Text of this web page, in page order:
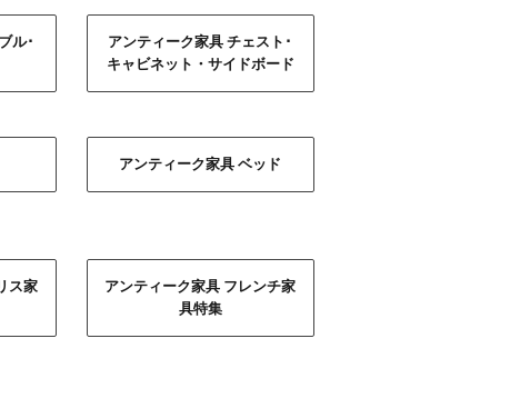
ル･
アンティーク家具 チェスト･
キャビネット・サイドボード
アンティーク家具 ベッド
ス家
アンティーク家具 フレンチ家
具特集